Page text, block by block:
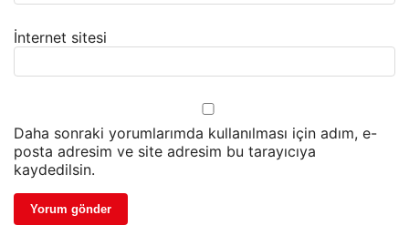
İnternet sitesi
Daha sonraki yorumlarımda kullanılması için adım, e-
posta adresim ve site adresim bu tarayıcıya
kaydedilsin.